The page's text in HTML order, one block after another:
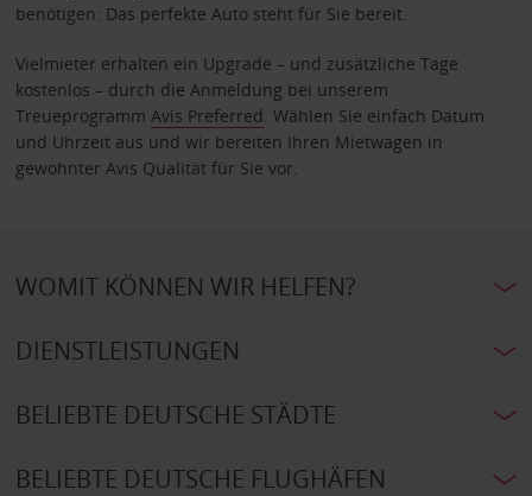
benötigen: Das perfekte Auto steht für Sie bereit.
Vielmieter erhalten ein Upgrade – und zusätzliche Tage
kostenlos – durch die Anmeldung bei unserem
Treueprogramm Avis Preferred . Wählen Sie einfach Datum
und Uhrzeit aus und wir bereiten Ihren Mietwagen in
gewohnter Avis Qualität für Sie vor.
WOMIT KÖNNEN WIR HELFEN?
DIENSTLEISTUNGEN
BELIEBTE DEUTSCHE STÄDTE
BELIEBTE DEUTSCHE FLUGHÄFEN